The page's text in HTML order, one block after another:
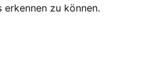
zu können.